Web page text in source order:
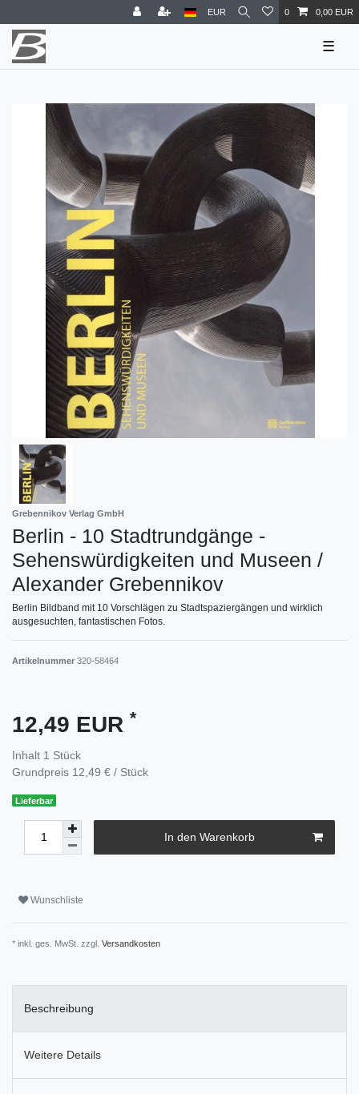
EUR 0 0,00 EUR
☰
Grebennikov Verlag GmbH
Berlin - 10 Stadtrundgänge -
Sehenswürdigkeiten und Museen /
Alexander Grebennikov
Berlin Bildband mit 10 Vorschlägen zu Stadtspaziergängen und wirklich
ausgesuchten, fantastischen Fotos.
Artikelnummer 320-58464
12,49 EUR *
Inhalt 1 Stück
Grundpreis 12,49 € / Stück
Lieferbar
In den Warenkorb
Wunschliste
* inkl. ges. MwSt. zzgl. Versandkosten
Beschreibung
Weitere Details